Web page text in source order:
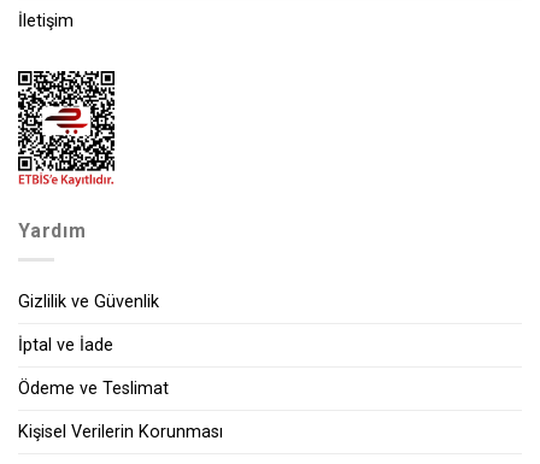
İletişim
Yardım
Gizlilik ve Güvenlik
İptal ve İade
Ödeme ve Teslimat
Kişisel Verilerin Korunması